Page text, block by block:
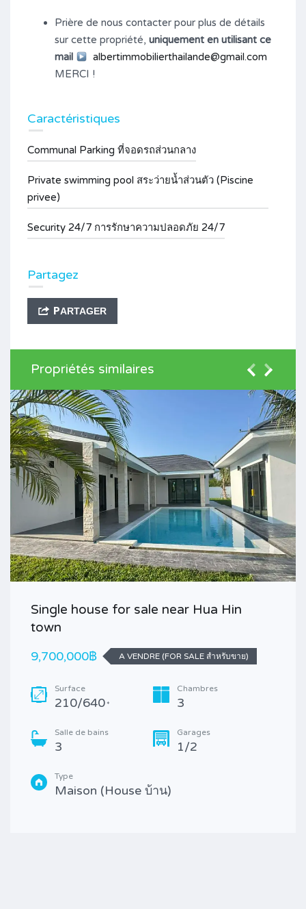
Prière de nous contacter pour plus de détails
sur cette propriété, uniquement en utilisant ce
mail
albertimmobilierthailande@gmail.com
MERCI !
Caractéristiques
Communal Parking ที่จอดรถส่วนกลาง
Private swimming pool สระว่ายน้ำส่วนตัว (Piscine
privee)
Security 24/7 การรักษาความปลอดภัย 24/7
Partagez
PARTAGER
Propriétés similaires
Single house for sale near Hua Hin
town
9,700,000฿
A VENDRE (FOR SALE สำหรับขาย)
Surface
210/640 *
Chambres
3
Salle de bains
3
Garages
1/2
Type
Maison (House บ้าน)